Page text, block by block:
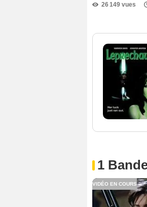
26 149 vues
1
VIDÉO EN COURS